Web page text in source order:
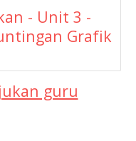
- Unit 3 -
Grafik
guru